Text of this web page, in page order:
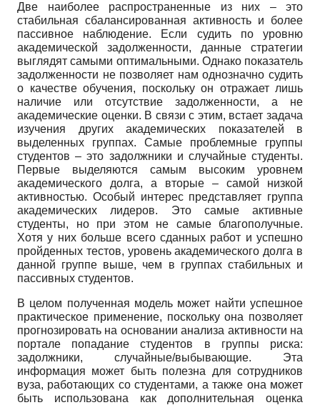
Две наиболее распространенные из них – это
стабильная сбалансированная активность и более
пассивное наблюдение. Если судить по уровню
академической задолженности, данные стратегии
выглядят самыми оптимальными. Однако показатель
задолженности не позволяет нам однозначно судить
о качестве обучения, поскольку он отражает лишь
наличие или отсутствие задолженности, а не
академические оценки. В связи с этим, встает задача
изучения других академических показателей в
выделенных группах. Самые проблемные группы
студентов – это задолжники и случайные студенты.
Первые выделяются самым высоким уровнем
академического долга, а вторые – самой низкой
активностью. Особый интерес представляет группа
академических лидеров. Это самые активные
студенты, но при этом не самые благополучные.
Хотя у них больше всего сданных работ и успешно
пройденных тестов, уровень академического долга в
данной группе выше, чем в группах стабильных и
пассивных студентов.
В целом полученная модель может найти успешное
практическое применение, поскольку она позволяет
прогнозировать на основании анализа активности на
портале попадание студентов в группы риска:
задолжники, случайные/выбывающие. Эта
информация может быть полезна для сотрудников
вуза, работающих со студентами, а также она может
быть использована как дополнительная оценка